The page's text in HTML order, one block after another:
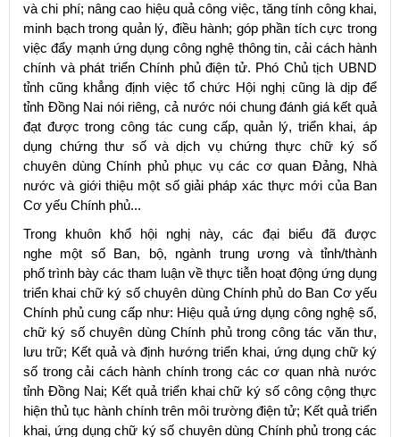
và chi phí; nâng cao hiệu quả công việc, tăng tính công khai,
minh bạch trong quản lý, điều hành; góp phần tích cực trong
việc đẩy mạnh ứng dụng công nghệ thông tin, cải cách hành
chính và phát triển Chính phủ điện tử. Phó Chủ tịch UBND
tỉnh cũng khẳng định việc tổ chức Hội nghị cũng là dịp để
tỉnh Đồng Nai nói riêng, cả nước nói chung đánh giá kết quả
đạt được trong công tác cung cấp, quản lý, triển khai, áp
dụng chứng thư số và dịch vụ chứng thực chữ ký số
chuyên dùng Chính phủ phục vụ các cơ quan Đảng, Nhà
nước và giới thiệu một số giải pháp xác thực mới của Ban
Cơ yếu Chính phủ...
Trong khuôn khổ hội nghị này, các đại biểu đã được
nghe một số Ban, bộ, ngành trung ương và tỉnh/thành
phố trình bày các tham luận về thực tiễn hoạt động ứng dụng
triển khai chữ ký số chuyên dùng Chính phủ do Ban Cơ yếu
Chính phủ cung cấp như: Hiệu quả ứng dụng công nghệ số,
chữ ký số chuyên dùng Chính phủ trong công tác văn thư,
lưu trữ; Kết quả và định hướng triển khai, ứng dụng chữ ký
số trong cải cách hành chính trong các cơ quan nhà nước
tỉnh Đồng Nai; Kết quả triển khai chữ ký số công cộng thực
hiện thủ tục hành chính trên môi trường điện tử; Kết quả triển
khai, ứng dụng chữ ký số chuyên dùng Chính phủ trong các